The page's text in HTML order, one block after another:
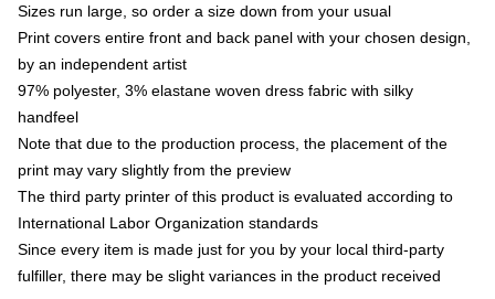
Sizes run large, so order a size down from your usual
Print covers entire front and back panel with your chosen design,
by an independent artist
97% polyester, 3% elastane woven dress fabric with silky
handfeel
Note that due to the production process, the placement of the
print may vary slightly from the preview
The third party printer of this product is evaluated according to
International Labor Organization standards
Since every item is made just for you by your local third-party
fulfiller, there may be slight variances in the product received